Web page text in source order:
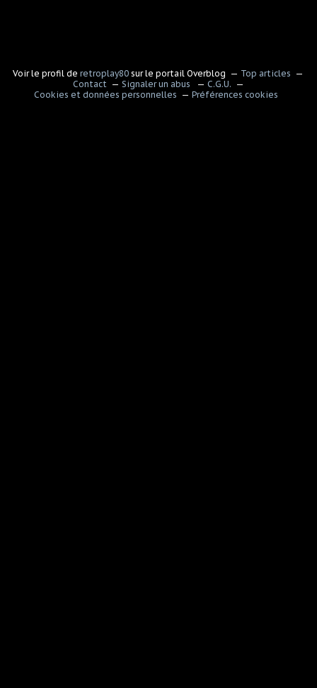
Voir le profil deretroplay80 sur le portail Overblog
Top articles
Contact
Signaler un abus
C.G.U.
Cookies et données personnelles
Préférences cookies